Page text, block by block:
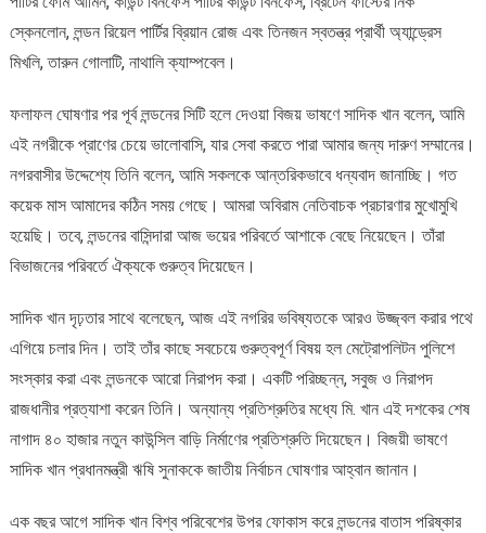
স্কেনলোন, লন্ডন রিয়েল পার্টির ব্রিয়ান রোজ এবং তিনজন স্বতন্ত্র প্রার্থী অ্যান্ড্রেস
মিখলি, তারুন গোলাটি, নাথালি ক্যাম্পবেল।
ফলাফল ঘোষণার পর পূর্ব লন্ডনের সিটি হলে দেওয়া বিজয় ভাষণে সাদিক খান বলেন, আমি
এই নগরীকে প্রাণের চেয়ে ভালোবাসি, যার সেবা করতে পারা আমার জন্য দারুণ সম্মানের।
নগরবাসীর উদ্দেশ্যে তিনি বলেন, আমি সকলকে আন্তরিকভাবে ধন্যবাদ জানাচ্ছি। গত
কয়েক মাস আমাদের কঠিন সময় গেছে। আমরা অবিরাম নেতিবাচক প্রচারণার মুখোমুখি
হয়েছি। তবে, লন্ডনের বাসিন্দারা আজ ভয়ের পরিবর্তে আশাকে বেছে নিয়েছেন। তাঁরা
বিভাজনের পরিবর্তে ঐক্যকে গুরুত্ব দিয়েছেন।
সাদিক খান দৃঢ়তার সাথে বলেছেন, আজ এই নগরির ভবিষ্যতকে আরও উজ্জ্বল করার পথে
এগিয়ে চলার দিন। তাই তাঁর কাছে সবচেয়ে গুরুত্বপূর্ণ বিষয় হল মেট্রোপলিটন পুলিশে
সংস্কার করা এবং লন্ডনকে আরো নিরাপদ করা। একটি পরিচ্ছন্ন, সবুজ ও নিরাপদ
রাজধানীর প্রত্যাশা করেন তিনি। অন্যান্য প্রতিশ্রুতির মধ্যে মি. খান এই দশকের শেষ
নাগাদ ৪০ হাজার নতুন কাউন্সিল বাড়ি নির্মাণের প্রতিশ্রুতি দিয়েছেন। বিজয়ী ভাষণে
সাদিক খান প্রধানমন্ত্রী ঋষি সুনাককে জাতীয় নির্বাচন ঘোষণার আহ্বান জানান।
এক বছর আগে সাদিক খান বিশ্ব পরিবেশের উপর ফোকাস করে লন্ডনের বাতাস পরিষ্কার